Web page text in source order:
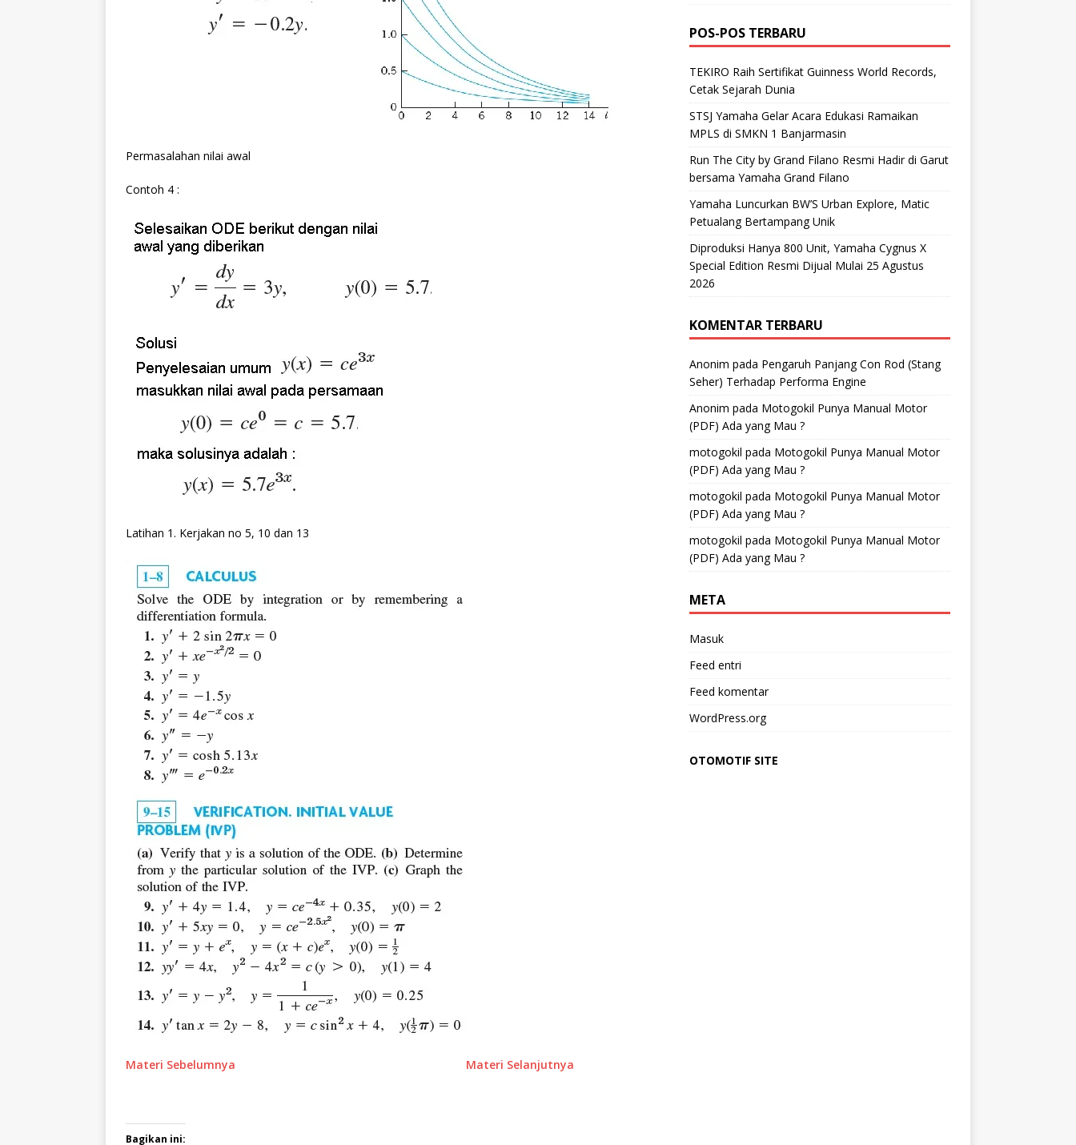
Permasalahan nilai awal
Contoh 4 :
Latihan 1. Kerjakan no 5, 10 dan 13
Materi Sebelumnya Materi Selanjutnya
Bagikan ini:
POS-POS TERBARU
TEKIRO Raih Sertifikat Guinness World Records,
Cetak Sejarah Dunia
STSJ Yamaha Gelar Acara Edukasi Ramaikan
MPLS di SMKN 1 Banjarmasin
Run The City by Grand Filano Resmi Hadir di Garut
bersama Yamaha Grand Filano
Yamaha Luncurkan BW’S Urban Explore, Matic
Petualang Bertampang Unik
Diproduksi Hanya 800 Unit, Yamaha Cygnus X
Special Edition Resmi Dijual Mulai 25 Agustus
2026
KOMENTAR TERBARU
Anonim pada Pengaruh Panjang Con Rod (Stang
Seher) Terhadap Performa Engine
Anonim pada Motogokil Punya Manual Motor
(PDF) Ada yang Mau ?
motogokil pada Motogokil Punya Manual Motor
(PDF) Ada yang Mau ?
motogokil pada Motogokil Punya Manual Motor
(PDF) Ada yang Mau ?
motogokil pada Motogokil Punya Manual Motor
(PDF) Ada yang Mau ?
META
Masuk
Feed entri
Feed komentar
WordPress.org
OTOMOTIF SITE